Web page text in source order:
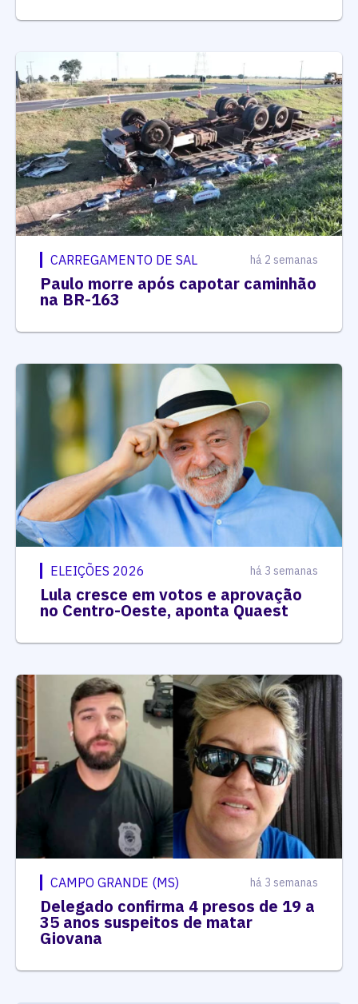
CARREGAMENTO DE SAL há 2 semanas
Paulo morre após capotar caminhão
na BR-163
ELEIÇÕES 2026 há 3 semanas
Lula cresce em votos e aprovação
no Centro-Oeste, aponta Quaest
CAMPO GRANDE (MS) há 3 semanas
Delegado confirma 4 presos de 19 a
35 anos suspeitos de matar
Giovana